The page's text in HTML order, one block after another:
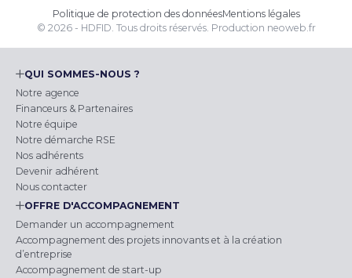
Politique de protection des donnéesMentions légales
© 2026 - HDFID. Tous droits réservés. Production neoweb.fr
QUI SOMMES-NOUS ?
Notre agence
Financeurs & Partenaires
Notre équipe
Notre démarche RSE
Nos adhérents
Devenir adhérent
Nous contacter
OFFRE D'ACCOMPAGNEMENT
Demander un accompagnement
Accompagnement des projets innovants et à la création
d’entreprise
Accompagnement de start-up